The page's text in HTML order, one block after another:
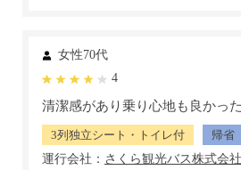
女性70代
4
清潔感があり乗り心地も良かった
3列独立シート・トイレ付 帰省
運行会社：